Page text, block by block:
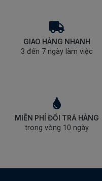
GIAO HÀNG NHANH
3 đến 7 ngày làm việc
MIỄN PHÍ ĐỔI TRẢ HÀNG
trong vòng 10 ngày